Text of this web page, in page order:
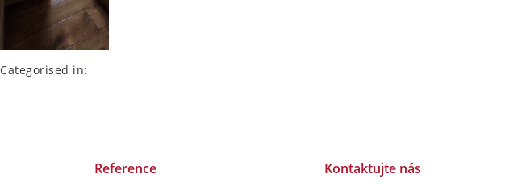
Categorised in:
Reference Kontaktujte nás